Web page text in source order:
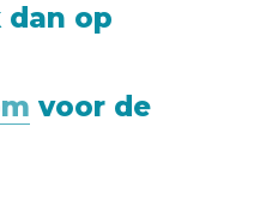
dan op
voor de